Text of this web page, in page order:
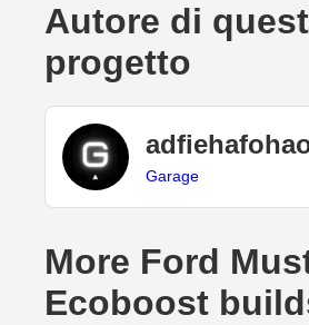
Autore di
progetto
Garage
More Ford
Ecoboost